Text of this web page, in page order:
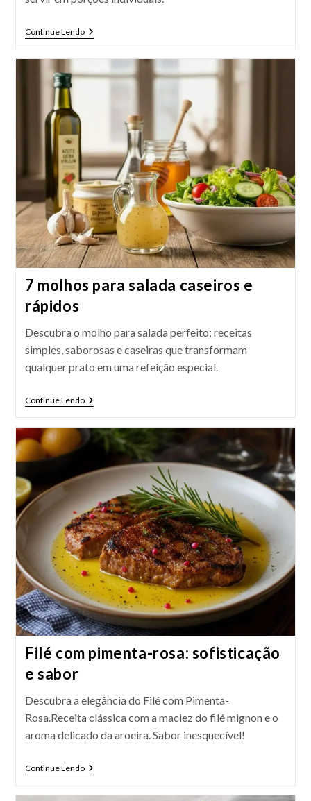
Continue LendoCreme
De
🌽
7 molhos para salada caseiros e
rápidos
Descubra o molho para salada perfeito: receitas
simples, saborosas e caseiras que transformam
qualquer prato em uma refeição especial.
Continue Lendo7
Salada
Caseiros
Rápidos
Filé com pimenta-rosa: sofisticação
e sabor
Descubra a elegância do Filé com Pimenta-
Rosa.Receita clássica com a maciez do filé mignon e o
aroma delicado da aroeira. Sabor inesquecível!
Continue LendoFilé